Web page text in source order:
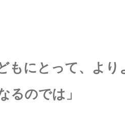
もにとって、 より
るのでは」